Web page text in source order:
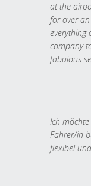
at the
for over
everything
company
fabulous
Ich
Fahrer/in
flexibel